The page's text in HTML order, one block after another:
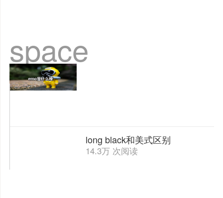
space
long black和美式区别
14.3万 次阅读